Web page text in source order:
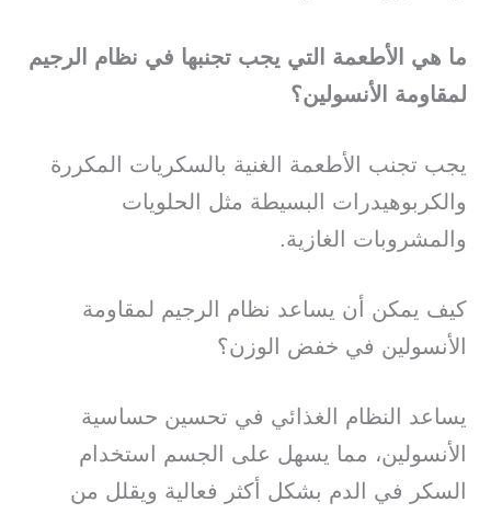
ما هي الأطعمة التي يجب تجنبها في نظام الرجيم
لمقاومة الأنسولين؟
يجب تجنب الأطعمة الغنية بالسكريات المكررة
والكربوهيدرات البسيطة مثل الحلويات
والمشروبات الغازية.
كيف يمكن أن يساعد نظام الرجيم لمقاومة
الأنسولين في خفض الوزن؟
يساعد النظام الغذائي في تحسين حساسية
الأنسولين، مما يسهل على الجسم استخدام
السكر في الدم بشكل أكثر فعالية ويقلل من